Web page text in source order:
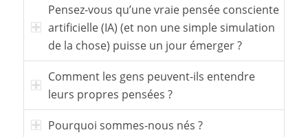
Pensez-vous qu’une vraie pensée consciente
artificielle (IA) (et non une simple simulation
de la chose) puisse un jour émerger ?
Comment les gens peuvent-ils entendre
leurs propres pensées ?
Pourquoi sommes-nous nés ?